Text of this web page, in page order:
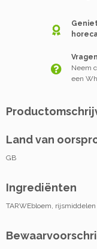
Neem
een
Land van
GB
Ingrediënten
TARWEbloem, rijsmiddelen